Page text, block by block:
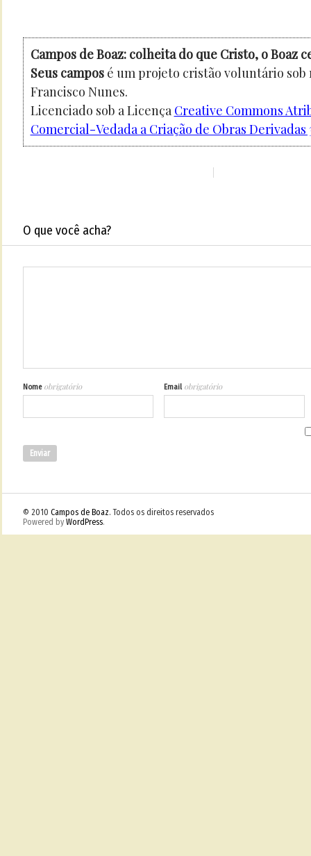
Campos de Boaz: colheita do que Cristo, o Boaz
Seus camposé um projeto cristão voluntário sob
Francisco Nunes.
Licenciado sob a Licença Creative Commons
Comercial-Vedada a Criação de Obras Derivadas
O que você acha?
Nome obrigatório Email obrigatório
© 2010 Campos de Boaz. Todos os direitos reservados
Powered by WordPress.